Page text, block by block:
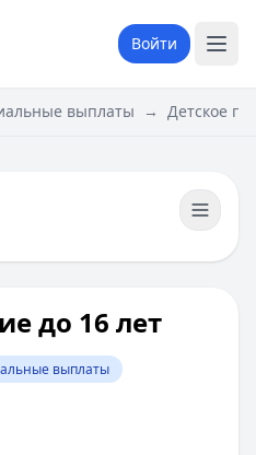
Войти
выплаты → ​Детское
до 16 лет
выплаты